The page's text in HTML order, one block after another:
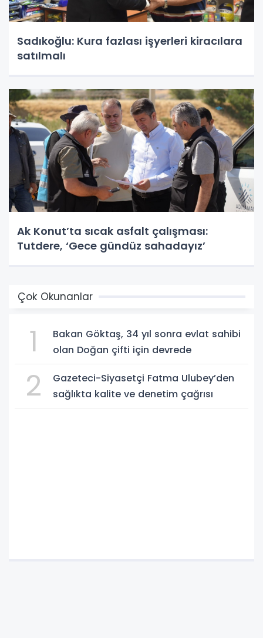
Sadıkoğlu: Kura fazlası işyerleri kiracılara
satılmalı
Ak Konut’ta sıcak asfalt çalışması:
Tutdere, ‘Gece gündüz sahadayız’
Çok Okunanlar
1
Bakan Göktaş, 34 yıl sonra evlat sahibi
olan Doğan çifti için devrede
2
Gazeteci-Siyasetçi Fatma Ulubey’den
sağlıkta kalite ve denetim çağrısı